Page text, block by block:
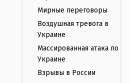
Мирные переговоры
Воздушная тревога в
Украине
Массированная атака по
Украине
Взрывы в России